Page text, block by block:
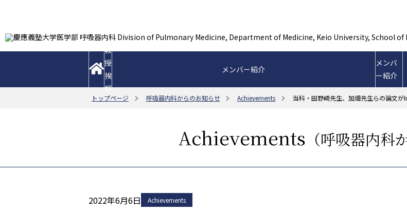
教
授
挨
拶
メンバー紹介
メンバ
ー紹介
トップページ 呼吸器内科からのお知らせ Achievements 当科・田野崎先生、加畑先生らの論文
Achievements （呼吸器内科
2022年6月6日 Achievements